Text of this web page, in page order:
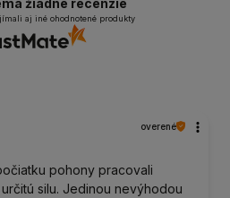
aj iné ohodnotené produkty
overené
pohony pracovali
silu. Jedinou nevýhodou